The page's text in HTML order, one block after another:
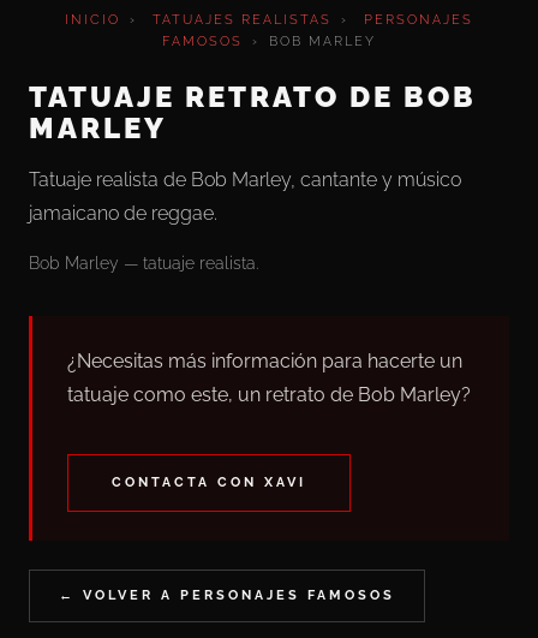
INICIO › TATUAJES REALISTAS ›
PERSONAJES
FAMOSOS
› BOB MARLEY
TATUAJE RETRATO DE BOB
MARLEY
Tatuaje realista de Bob Marley, cantante y músico
jamaicano de reggae.
Bob Marley — tatuaje realista.
¿Necesitas más información para hacerte un
tatuaje como este, un retrato de Bob Marley?
CONTACTA CON XAVI
← VOLVER A PERSONAJES FAMOSOS